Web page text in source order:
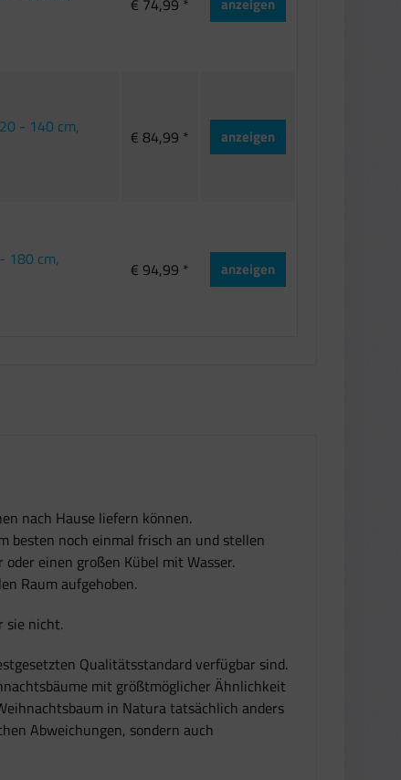
€ 74,99 *
- 140 cm,
€ 84,99 * anzeigen
180 cm,
€ 94,99 * anzeigen
nach Hause liefern können.
besten noch einmal frisch an und stellen
einen großen Kübel mit Wasser.
Raum aufgehoben.
sie nicht.
Qualitätsstandard verfügbar sind.
mit größtmöglicher Ähnlichkeit
in Natura tatsächlich anders
Abweichungen, sondern auch